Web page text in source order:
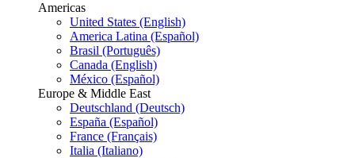
Americas
United States (English)
America Latina (Español)
Brasil (Português)
Canada (English)
México (Español)
Europe & Middle East
Deutschland (Deutsch)
España (Español)
France (Français)
Italia (Italiano)